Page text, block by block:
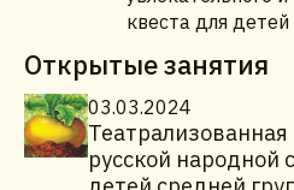
квеста для
Открытые занятия
03.03.2024
русской народной